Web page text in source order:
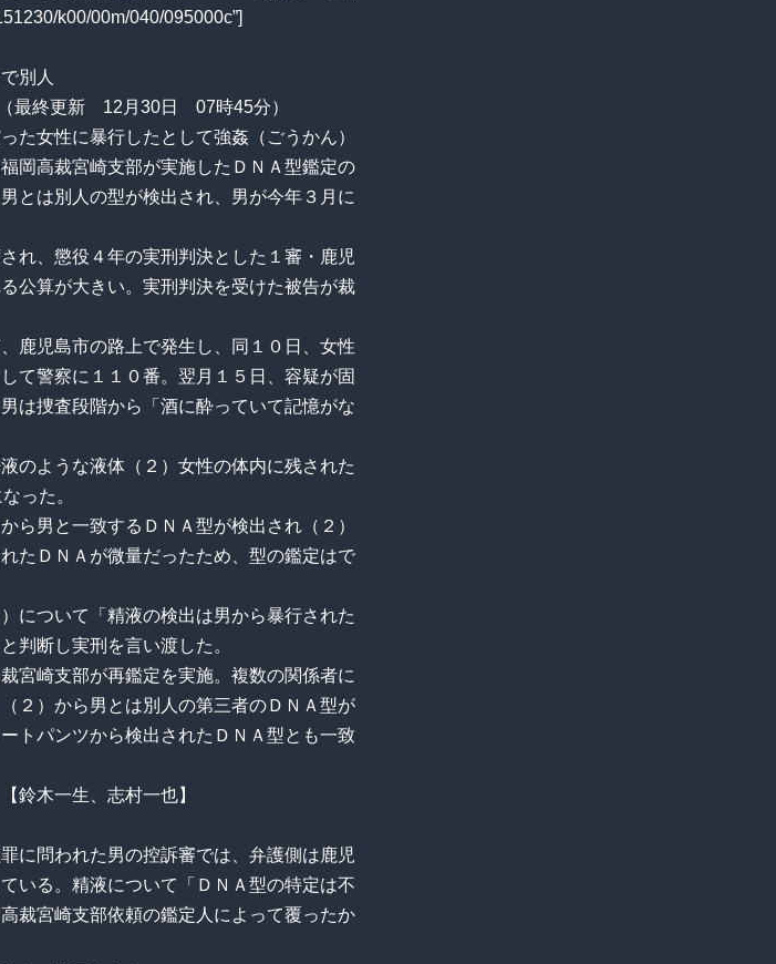
k00/00m/040/095000c”]
別人
最終更新 12月30日 07時45分）
た女性に暴行したとして強姦（ごうかん）
岡高裁宮崎支部が実施したＤＮＡ型鑑定の
とは別人の型が検出され、男が今年３月に
れ、懲役４年の実刑判決とした１審・鹿児
公算が大きい。実刑判決を受けた被告が裁
鹿児島市の路上で発生し、同１０日、女性
て警察に１１０番。翌月１５日、容疑が固
は捜査段階から「酒に酔っていて記憶がな
のような液体（２）女性の体内に残された
った。
ら男と一致するＤＮＡ型が検出され（２）
たＤＮＡが微量だったため、型の鑑定はで
について「精液の検出は男から暴行された
判断し実刑を言い渡した。
宮崎支部が再鑑定を実施。複数の関係者に
２）から男とは別人の第三者のＤＮＡ型が
トパンツから検出されたＤＮＡ型とも一致
鈴木一生、志村一也】
に問われた男の控訴審では、弁護側は鹿児
いる。精液について「ＤＮＡ型の特定は不
裁宮崎支部依頼の鑑定人によって覆ったか